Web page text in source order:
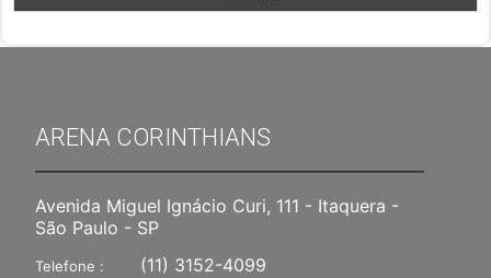
ARENA CORINTHIANS
Avenida Miguel Ignácio Curi, 111 - Itaquera -
São Paulo - SP
Telefone : (11) 3152-4099